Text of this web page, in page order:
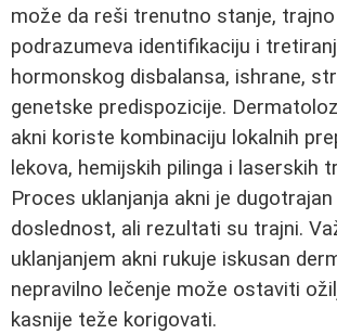
može da reši trenutno stanje, trajno
podrazumeva identifikaciju i
hormonskog disbalansa, ishrane,
genetske predispozicije.
akni koriste kombinaciju lokalnih
lekova, hemijskih pilinga i laserskih
Proces uklanjanja akni je
doslednost, ali rezultati su trajni.
uklanjanjem akni rukuje iskusan
nepravilno lečenje može ostaviti
kasnije teže korigovati.